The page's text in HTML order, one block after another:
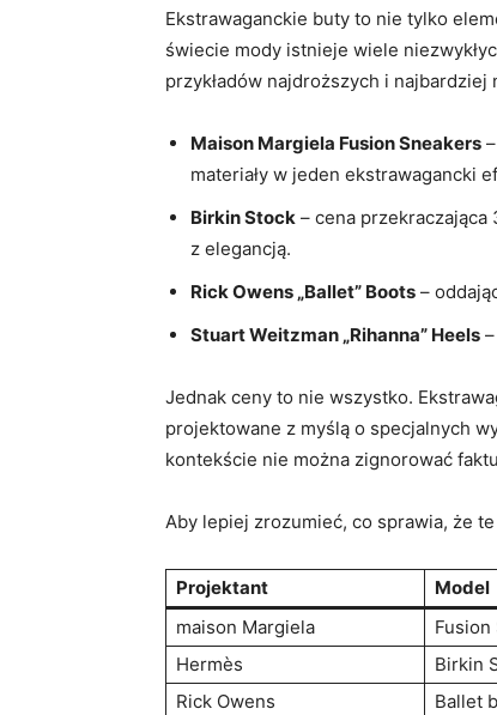
Ekstrawaganckie buty to nie tylko
świecie mody istnieje wiele
przykładów najdroższych i
Maison Margiela Fusion Sneakers
materiały w jeden ekstrawagancki
Birkin Stock – cena przekraczająca
z elegancją.
Rick Owens „Ballet” Boots –
Stuart Weitzman „Rihanna” Heels
Jednak ceny to nie wszystko.
projektowane z myślą o specjalnych
kontekście nie można zignorować
Aby lepiej zrozumieć, co sprawia, że
Projektant Model
maison Margiela
Fusion
Hermès
Birkin
Rick Owens
Ballet